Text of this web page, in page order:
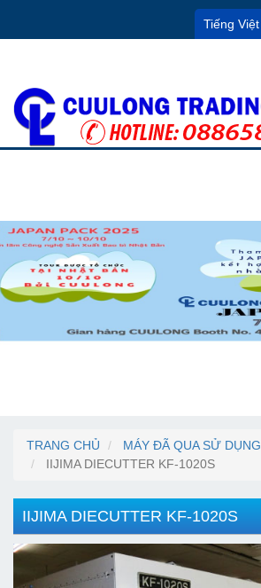
Tiếng Việt
TRANG CHỦ
MÁY ĐÃ QUA SỬ DỤNG
IIJIMA DIECUTTER KF-1020S
IIJIMA DIECUTTER KF-1020S